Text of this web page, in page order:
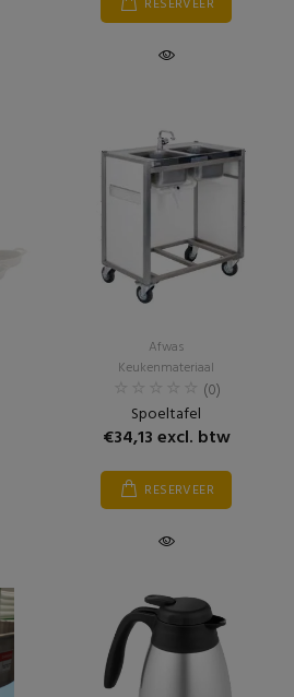
RESERVEER
Afwas
Keukenmateriaal
(0)
Spoeltafel
€34,13 excl. btw
RESERVEER